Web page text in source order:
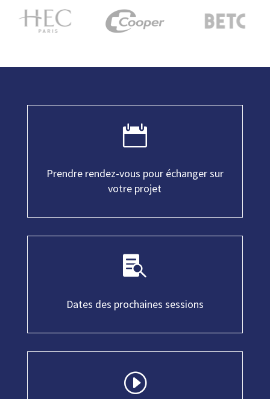

Prendre rendez-vous pour échanger sur
votre projet

Dates des prochaines sessions
I